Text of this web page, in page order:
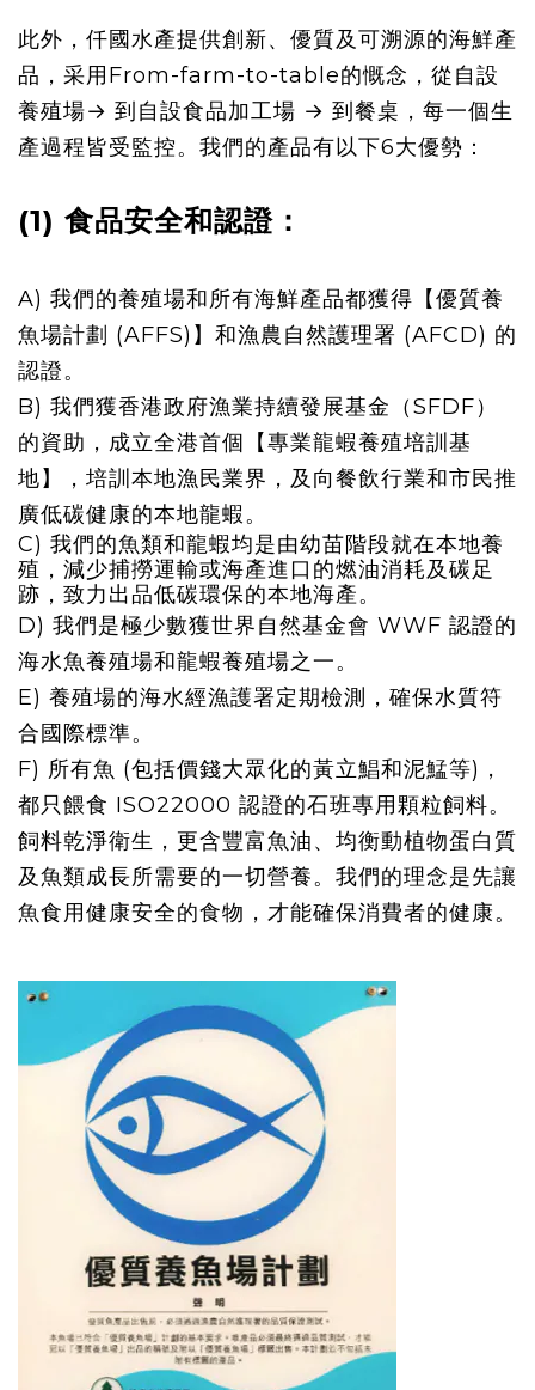
此外 ， 仟國水產提供創新、優質及可溯源的海鮮產
品， 采用 From-farm-to-table的慨念 ，從自設
養殖場→ 到 自設食品加工場 → 到餐桌，每一個生
產過程皆受監控。我們的產品有以下6大優勢：
(1) 食品安全和認證：
A) 我們的養殖場和所有海鮮產品都獲得【優質養
魚場計劃 (AFFS) 】和漁農自然護理署 (AFCD) 的
認證。
B) 我們獲香港政府漁業持續發展基金（SFDF）
的資助，成立全港首個 【專業龍蝦養殖培訓基
地】
， 培訓本地漁民業界， 及向餐飲行業和市民推
廣低碳健康的本地龍蝦。
C) 我們的魚類和龍蝦均是由幼苗階段就在本地養
殖 ， 減少捕撈運輸或海產進口的燃油消耗及碳足
跡，致力出品低碳環保的本地海產。
D) 我們是極少數獲世界自然基金會 WWF 認證的
海水魚養殖場和龍蝦養殖場之一。
E) 養殖場的海水經漁護署定期檢測 ， 確保水質符
合國際標準。
F) 所有魚 (包括價錢大眾化的黃立鯧和泥鯭等)，
都只餵食 ISO22000 認證的石班專用顆粒飼料。
飼料乾淨衛生，更含豐富魚油、均衡動植物蛋白質
及魚類成長所需要的一切營養。我們的理念是先讓
魚食用健康安全的食物， 才能確保消費者的健康。